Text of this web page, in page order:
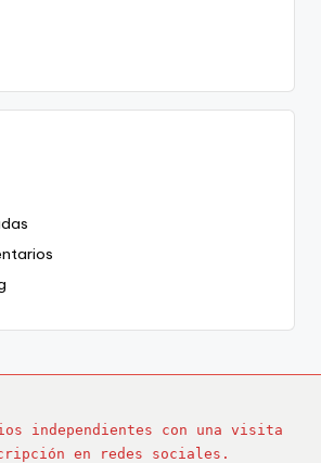
independientes con una visita
en redes sociales.